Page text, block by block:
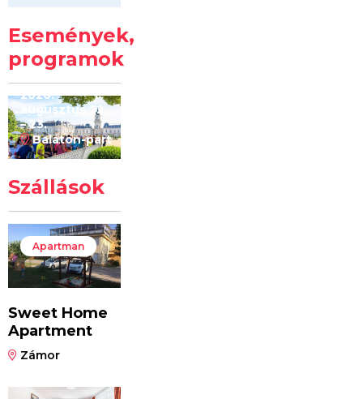
Események,
programok
Kilóméterek
2026
2026.
augusztus 22
– 23.
Balaton-part
Szállások
Apartman
Sweet Home
Apartment
Zámor